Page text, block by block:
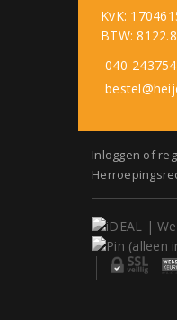
KvK:
BTW:
040-
Inloggen of